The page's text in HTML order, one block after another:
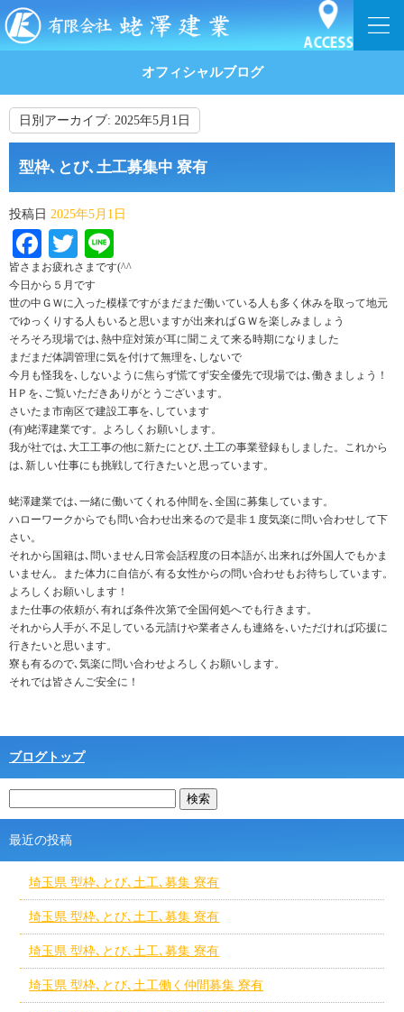
オフィシャルブログ
日別アーカイブ: 2025年5月1日
型枠､とび､土工募集中 寮有
投稿日 2025年5月1日
Facebook
Twitter
皆さまお疲れさまです(^^ゞ
今日から５月です
世の中ＧＷに入った模様ですがまだまだ働いている人も多く休みを取って地元
でゆっくりする人もいると思いますが出来ればＧＷを楽しみましょう
そろそろ現場では､熱中症対策が耳に聞こえて来る時期になりました
まだまだ体調管理に気を付けて無理を､しないで
今月も怪我を､しないように焦らず慌てず安全優先で現場では､働きましょう！
HＰを､ご覧いただきありがとうございます。
さいたま市南区で建設工事を､しています
(有)蛯澤建業です。よろしくお願いします。
我が社では､大工工事の他に新たにとび､土工の事業登録もしました。これから
は､新しい仕事にも挑戦して行きたいと思っています。
蛯澤建業では､一緒に働いてくれる仲間を､全国に募集しています。
ハローワークからでも問い合わせ出来るので是非１度気楽に問い合わせして下
さい。
それから国籍は､問いません日常会話程度の日本語が､出来れば外国人でもかま
いません。また体力に自信が､有る女性からの問い合わせもお待ちしています。
よろしくお願いします！
また仕事の依頼が､有れば条件次第で全国何処へでも行きます。
それから人手が､不足している元請けや業者さんも連絡を､いただければ応援に
行きたいと思います。
寮も有るので､気楽に問い合わせよろしくお願いします。
それでは皆さんご安全に！
ブログトップ
最近の投稿
埼玉県 型枠､とび､土工､募集 寮有
埼玉県 型枠､とび､土工､募集 寮有
埼玉県 型枠､とび､土工､募集 寮有
埼玉県 型枠､とび､土工働く仲間募集 寮有